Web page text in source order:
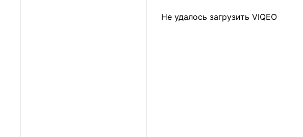
Не удалось загрузить VIQEO